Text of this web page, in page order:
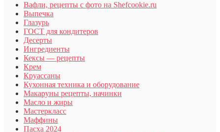
Вафли, рецепты с фото на Shefcookie.ru
Выпечка
Глазурь
ГОСТ для кондитеров
Десерты
Ингредиенты
Кексы — рецепты
Крем
Круассаны
Кухонная техника и оборудование
Макаруны рецепты, начинки
Масло и жиры
Мастеркласс
Маффины
Пасха 2024